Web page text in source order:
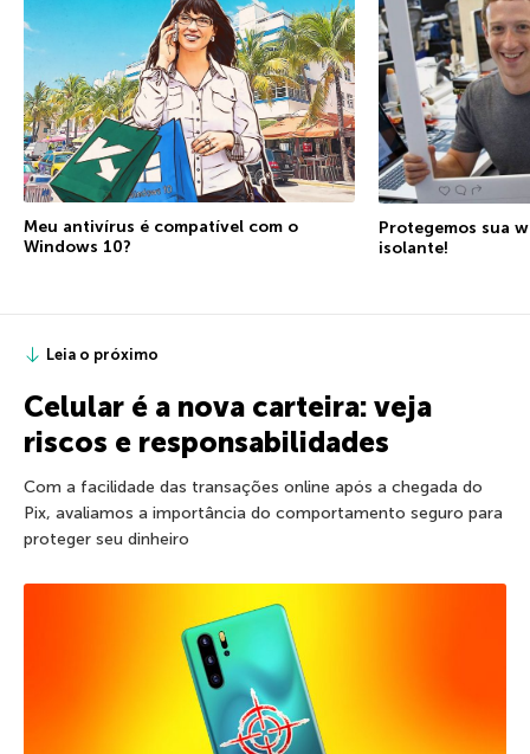
Meu antivírus é compatível com o
Windows 10?
Protegemos sua
isolante!
Leia o próximo
Celular é a nova carteira: veja
riscos e responsabilidades
Com a facilidade das transações online após a chegada do
Pix, avaliamos a importância do comportamento seguro para
proteger seu dinheiro